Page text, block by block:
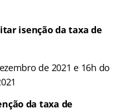
isenção da taxa de
de 2021 e 16h do
da taxa de